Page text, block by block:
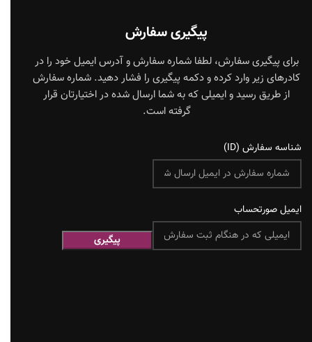
پیگیری سفارش
برای پیگیری سفارش، لطفا شماره سفارش و آدرس ایمیل خود را در
کادرهای زیر وارد کرده و دکمه پیگیری را فشار دهید. شماره سفارش
از طریق رسید و ایمیلی که به شما ارسال شده در اختیارتان قرار
گرفته است.
شناسه سفارش (ID)
ایمیل صورتحساب
پیگیری